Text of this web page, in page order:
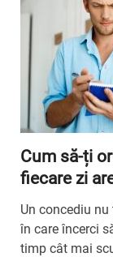
Cum să-ți
fiecare zi
Un concediu
în care încerci
timp cât mai